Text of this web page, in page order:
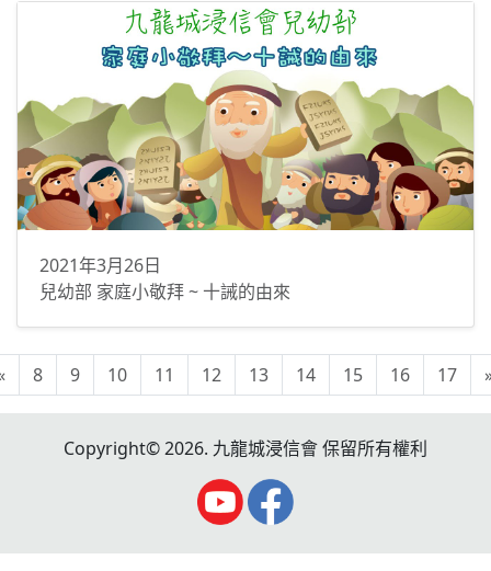
2021年3月26日
兒幼部 家庭小敬拜 ~ 十誡的由來
8 9 10 11 12 13 14 15 16 17
Copyright© 2026. 九龍城浸信會 保留所有權利